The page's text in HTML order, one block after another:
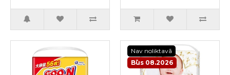
Nav noliktavā
Būs 08.2026